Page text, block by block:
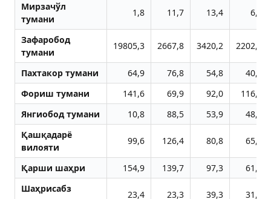
Мирзачўл
тумани
1,8 11,7 13,4 6,6
Зафаробод
тумани
19805,3 2667,8 3420,2 2202,3
Пахтакор тумани 64,9 76,8 54,8
40,9
Фориш тумани
141,6 69,9 92,0
116,5
Янгиобод тумани
10,8 88,5 53,9
48,1
Қашқадарё
вилояти
99,6 126,4 80,8 65,6
Қарши шаҳри 154,9 139,7 97,3
61,0
Шаҳрисабз
23,4 23,3 39,3 31,3